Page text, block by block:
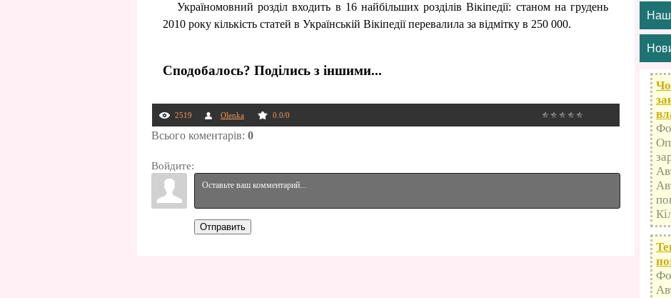
Україномовний розділ входить в 16 найбільших розділів Вікіпедії: станом на грудень
2010 року кількість статей в Українській Вікіпедії перевалила за відмітку в 250 000.
Сподобалось? Поділись з іншими...
2519 Olenka 0.0/0
Всього коментарів: 0
Войдите:
Отправить
Наш